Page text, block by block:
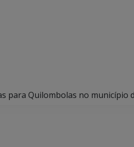
para Quilombolas no município